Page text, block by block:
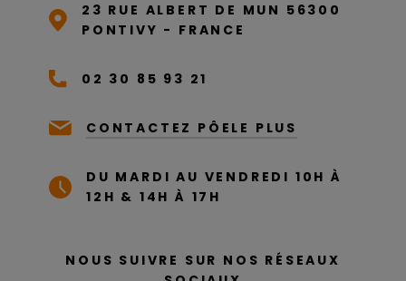
23 RUE ALBERT DE MUN 56300
PONTIVY - FRANCE
02 30 85 93 21
CONTACTEZ PÔELE PLUS
DU MARDI AU VENDREDI 10H À
12H & 14H À 17H
NOUS SUIVRE SUR NOS RÉSEAUX